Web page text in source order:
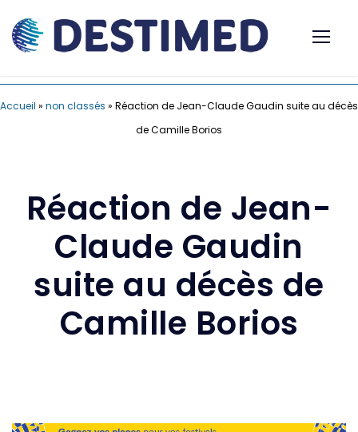
Accueil » non classés » Réaction de Jean-Claude Gaudin suite au décès
de Camille Borios
Réaction de Jean-
Claude Gaudin
suite au décès de
Camille Borios